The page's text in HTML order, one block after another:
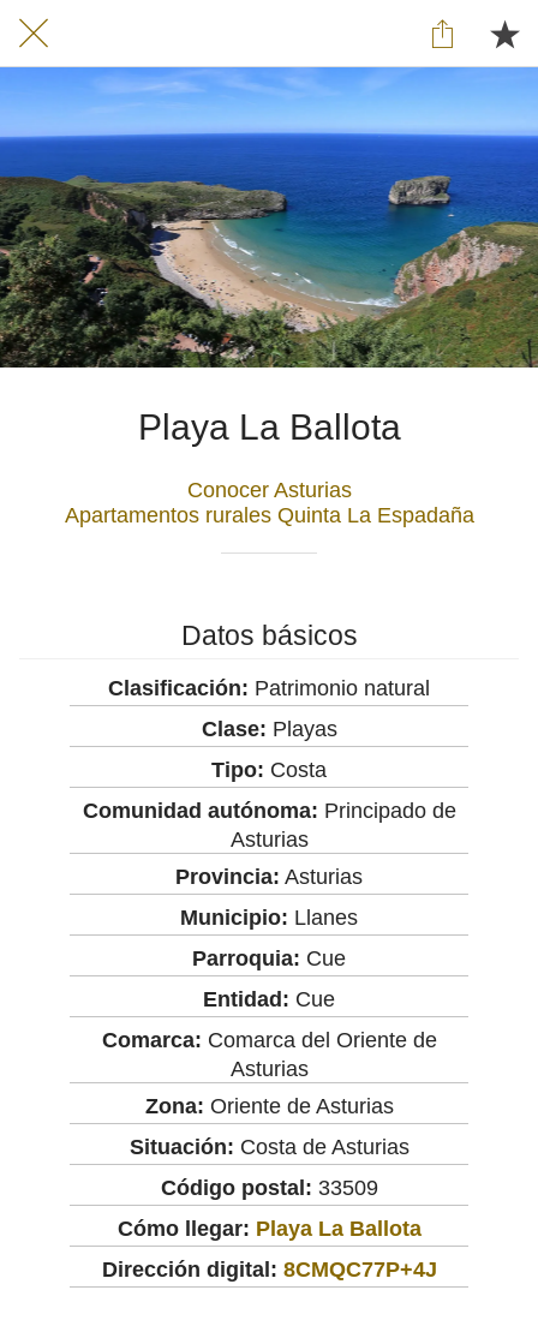
Playa La Ballota
Conocer Asturias
Apartamentos rurales Quinta La Espadaña
Datos básicos
Clasificación: Patrimonio natural
Clase: Playas
Tipo: Costa
Comunidad autónoma: Principado de
Asturias
Provincia: Asturias
Municipio: Llanes
Parroquia: Cue
Entidad: Cue
Comarca: Comarca del Oriente de
Asturias
Zona: Oriente de Asturias
Situación: Costa de Asturias
Código postal: 33509
Cómo llegar: Playa La Ballota
Dirección digital: 8CMQC77P+4J